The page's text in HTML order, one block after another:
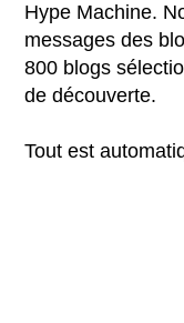
Hype Machine.
messages des
800 blogs
de découverte.
Tout est